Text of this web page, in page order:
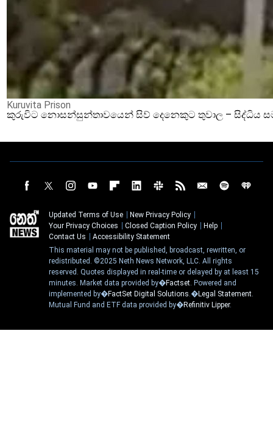
Kuruvita Prison
කුරුවිට නොසන්සුන්තාවයෙන් සිව් දෙනෙකුට තුවාල – සිද්ධිය
Updated Terms of Use
New Privacy Policy
Your Privacy Choices
Closed Caption Policy
Help
Contact Us
Accessibility Statement
This material may not be published, broadcast, rewritten, or
redistributed. ©2025 Neth News Network, LLC. All rights
reserved. Quotes displayed in real-time or delayed by at least 15
minutes. Market data provided by�Factset. Powered and
implemented by�FactSet Digital Solutions.�Legal Statement.
Mutual Fund and ETF data provided by�Refinitiv Lipper.